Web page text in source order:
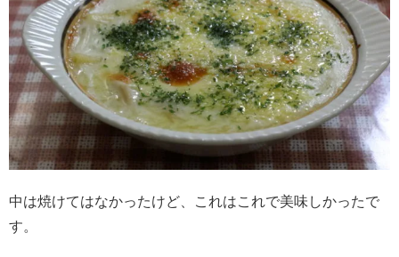
中は焼けてはなかったけど、これはこれで美味しかったで
す。